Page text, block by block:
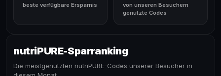
beste verfügbare Ersparnis
von unseren Besuchern
genutzte Codes
nutriPURE-Sparranking
Die meistgenutzten nutriPURE-Codes unserer Besucher in